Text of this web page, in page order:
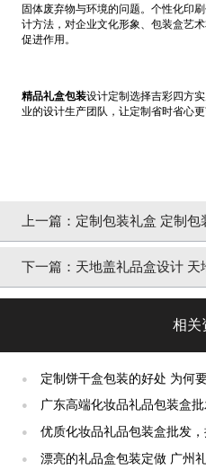
固体废弃物与环境的问题。个性化印
计方法，对企业文化形象、包装盒艺
促进作用。
精品礼盒包装设计定制选择吉彩四方
业的设计生产团队，让定制省时省心更
上一篇： 定制包装礼盒 定制包
吗？ [吉彩四方]
下一篇： 天地盖礼品盒设计 天
相关
●
定制饼干盒包装的好处 为何要定制饼干盒包
装[吉彩四方]
●
广东高端化妆品礼品包装盒
例[吉彩四方]
●
优质化妆品礼品包装盒批发
效率[吉彩四方]
● 漂亮的礼品盒包装定做 广州礼品包装盒厂家